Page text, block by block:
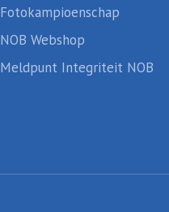
Fotokampioenschap
NOB Webshop
Meldpunt Integriteit NOB